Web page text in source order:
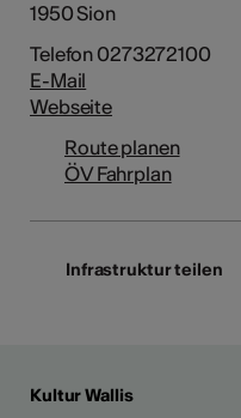
1950 Sion
Telefon 0273272100
E-Mail
Webseite
Route planen
ÖV Fahrplan
Infrastruktur teilen
Kultur Wallis